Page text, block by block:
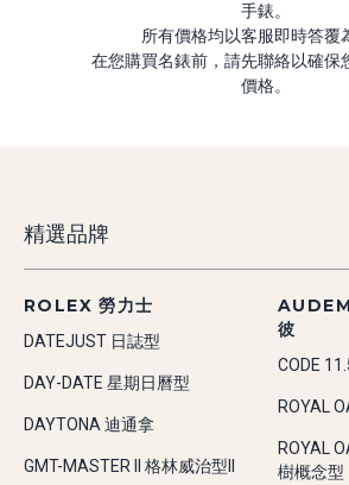
手錶。
所有價格均以客服即時答覆
在您購買名錶前，請先聯絡以確保
價格。
精選品牌
ROLEX 勞力士
DATEJUST 日誌型
DAY-DATE 星期日曆型
DAYTONA 迪通拿
GMT-MASTER II 格林威治型II
彼
CODE
ROYAL
ROYAL
樹概念型